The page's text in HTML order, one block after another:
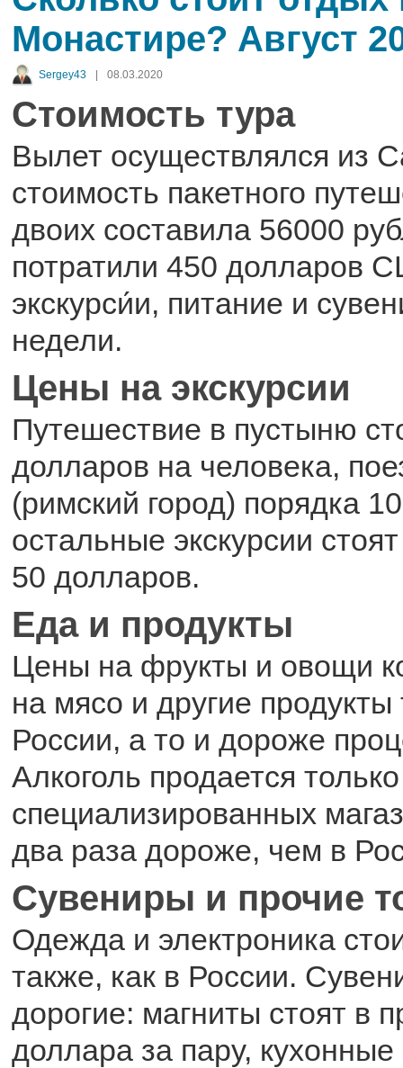
Монастире? Август
Sergey43 | 08.03.2020
Стоимость тура
Вылет осуществлялся из
стоимость пакетного
двоих составила 56000
потратили 450 долларов
экскурси́и, питание и
недели.
Цены на экскурсии
Путешествие в пустыню
долларов на человека,
(римский город) порядка
остальные экскурсии
50 долларов.
Еда и продукты
Цены на фрукты и овощи
на мясо и другие продукты
России, а то и дороже
Алкоголь продается
специализированных
два раза дороже, чем в
Сувениры и прочие
Одежда и электроника
также, как в России.
дорогие: магниты стоят в
доллара за пару, кухонные